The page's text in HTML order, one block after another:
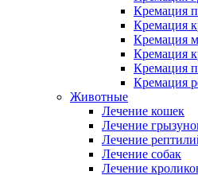
Кремация
Кремация
Кремация
Кремация
Кремация
Кремация
Животные
Лечение кошек
Лечение
Лечение
Лечение собак
Лечение